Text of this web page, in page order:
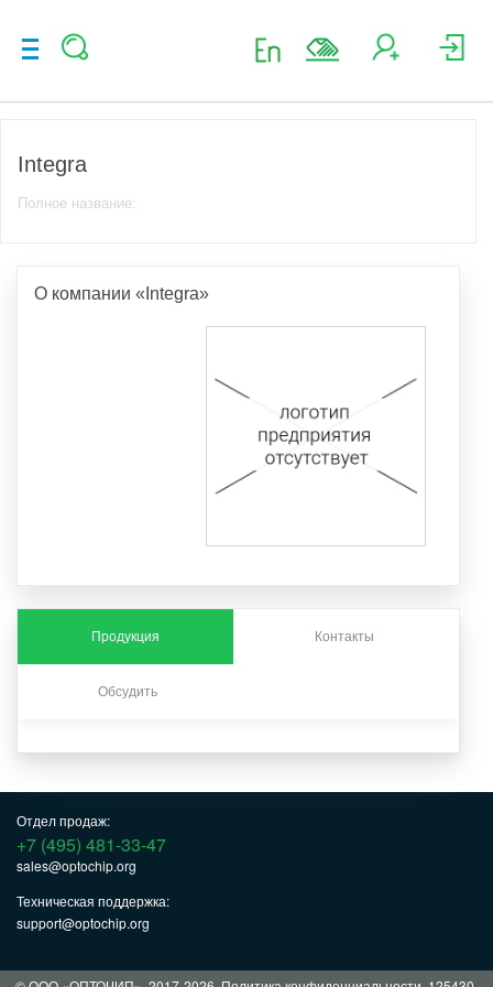
Integra
Полное название:
О компании «Integra»
Продукция Контакты
Обсудить
Отдел продаж:
+7 (495) 481-33-47
sales@optochip.org
Техническая поддержка:
support@optochip.org